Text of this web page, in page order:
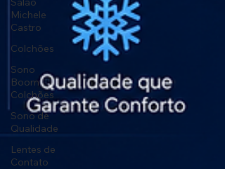
Michele
Castro
Colchões
Sono
Boom
Colchões
Sono de
Qualidade
Lentes de
Contato